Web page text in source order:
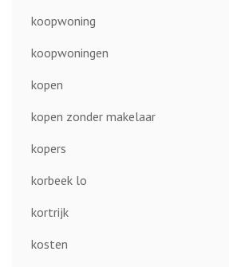
koopwoning
koopwoningen
kopen
kopen zonder makelaar
kopers
korbeek lo
kortrijk
kosten